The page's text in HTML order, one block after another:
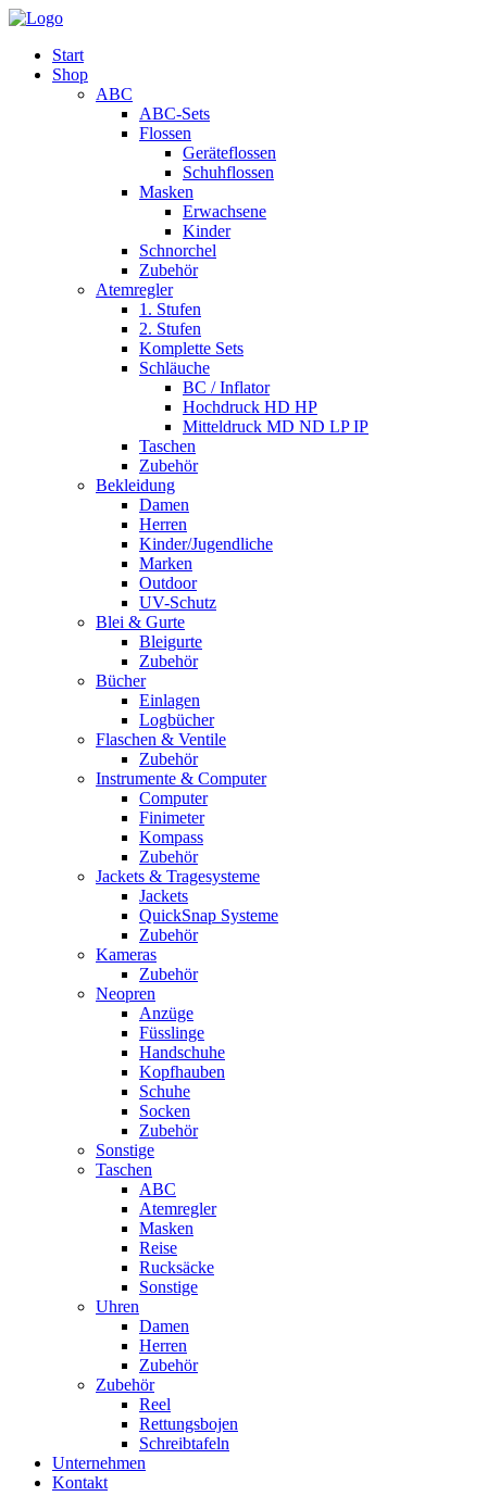
Start
Shop
ABC
ABC-Sets
Flossen
Geräteflossen
Schuhflossen
Masken
Erwachsene
Kinder
Schnorchel
Zubehör
Atemregler
1. Stufen
2. Stufen
Komplette Sets
Schläuche
BC / Inflator
Hochdruck HD HP
Mitteldruck MD ND LP IP
Taschen
Zubehör
Bekleidung
Damen
Herren
Kinder/Jugendliche
Marken
Outdoor
UV-Schutz
Blei & Gurte
Bleigurte
Zubehör
Bücher
Einlagen
Logbücher
Flaschen & Ventile
Zubehör
Instrumente & Computer
Computer
Finimeter
Kompass
Zubehör
Jackets & Tragesysteme
Jackets
QuickSnap Systeme
Zubehör
Kameras
Zubehör
Neopren
Anzüge
Füsslinge
Handschuhe
Kopfhauben
Schuhe
Socken
Zubehör
Sonstige
Taschen
ABC
Atemregler
Masken
Reise
Rucksäcke
Sonstige
Uhren
Damen
Herren
Zubehör
Zubehör
Reel
Rettungsbojen
Schreibtafeln
Unternehmen
Kontakt